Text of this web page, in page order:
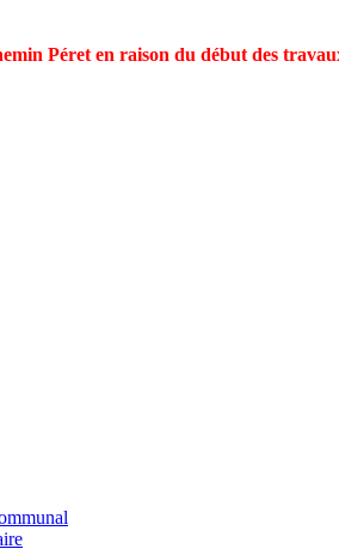
Péret en raison du début des